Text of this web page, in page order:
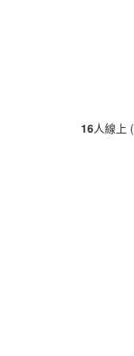
16人線上 (